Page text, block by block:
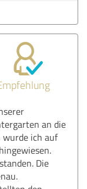
an die
wurde ich auf
Die